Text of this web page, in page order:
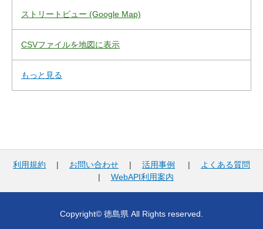
ストリートビュー (Google Map)
CSVファイルを地図に表示
もっと見る
利用規約 | お問い合わせ | 活用事例 |
よくある質問
| WebAPI利用案内
Copyright© 徳島県 All Rights reserved.